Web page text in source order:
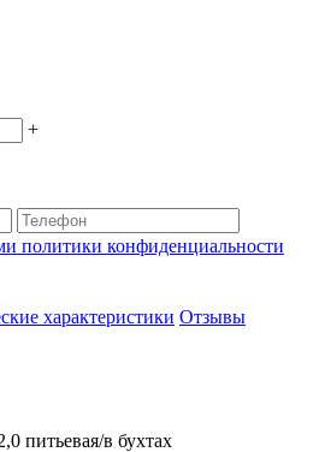
+
политики конфиденциальности
характеристики Отзывы
питьевая/в бухтах